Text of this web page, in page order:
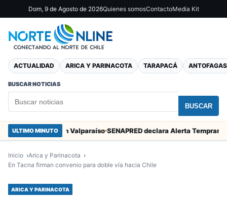
Dom, 9 de Agosto de 2026Quienes somosContactoMedia Kit
ACTUALIDAD ARICA Y PARINACOTA TARAPACÁ
BUSCAR NOTICIAS
BUSCAR
ULTIMO MINUTO
Marcos en Valparaíso
Inicio
Arica y Parinacota
En Tacna firman convenio para doble vía hacia Chile
ARICA Y PARINACOTA